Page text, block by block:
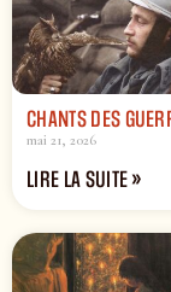
CHANTS DES
mai 21, 2026
LIRE LA SUITE »